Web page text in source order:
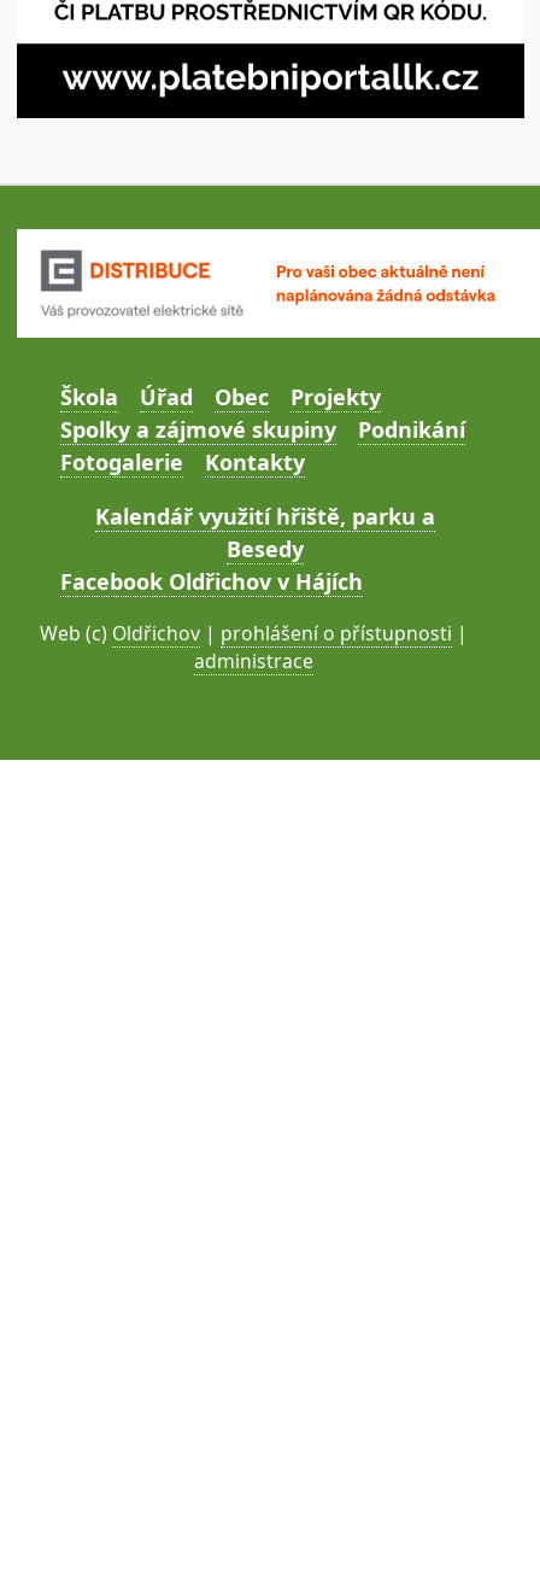
Škola Úřad Obec
Projekty
Spolky a zájmové skupiny
Podnikání
Fotogalerie
Kontakty
Kalendář využití hřiště, parku a
Besedy
Facebook Oldřichov v Hájích
Web (c) Oldřichov | prohlášení o přístupnosti |
administrace